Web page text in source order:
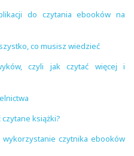
do czytania ebooków na
co musisz wiedzieć
czyli jak czytać więcej i
książki?
czytnika ebooków